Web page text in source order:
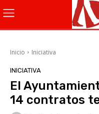
Inicio Iniciativa
INICIATIVA
El
14 contratos